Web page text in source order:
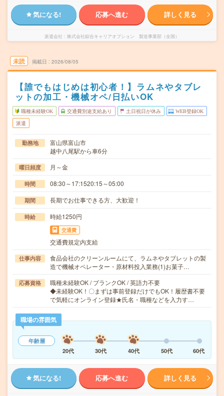
気になる! 応募へ進む 詳しく見る
派遣会社 株式会社綜合キャリアオプション 製造事業部（全国）
未読 掲載日 2026/08/05
【誰でもはじめは初心者！】ラムネやタブレ
ットの加工・機械オペ/日払いOK
職種未経験OK 交通費別途支給あり 土日祝日が休み WEB登録OK
派遣
勤務地
富山県富山市
越中八尾駅から車6分
曜日頻度 月～金
時間 08:30～17:1520:15～05:00
期間 長期でお仕事できる方、大歓迎！
時給 時給1250円
交通費
交通費規定内支給
仕事内容
食品会社のクリーンルームにて、ラムネやタブレットの製
造で機械オペレーター・原材料投入業務(1)お菓子…
応募資格
職種未経験OK / ブランクOK / 英語力不要
◆未経験OK！〇まずは事前登録だけでもOK！履歴書不要
で気軽にオンライン登録★氏名・職種などを入力す…
職場の雰囲気
年齢層
20代
30代 40代 50代 60代
気になる! 応募へ進む 詳しく見る